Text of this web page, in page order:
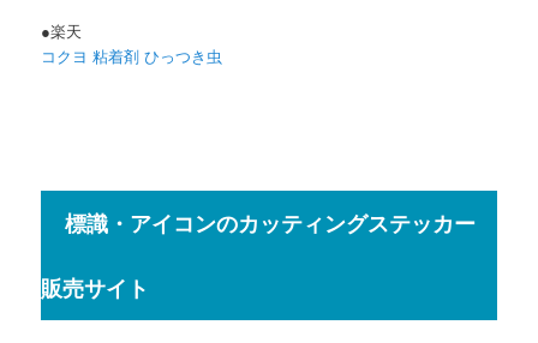
●楽天
コクヨ 粘着剤 ひっつき虫
標識・アイコンのカッティングステッカー
販売サイト